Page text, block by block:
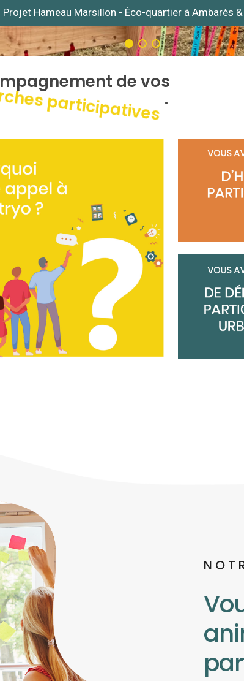
Projet Hameau Marsillon - Éco-quartier à Ambarès
de vos
participatives
·